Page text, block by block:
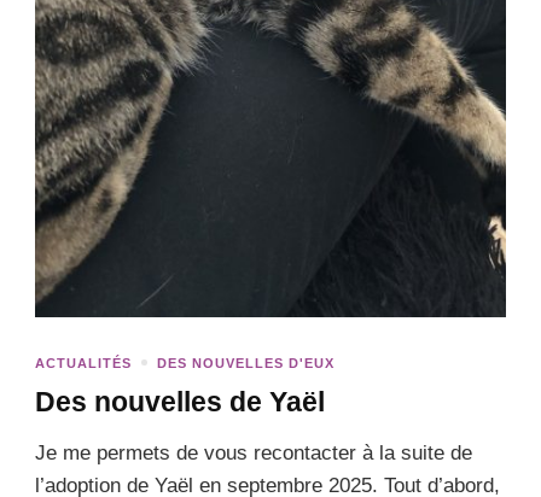
ACTUALITÉS DES NOUVELLES D'EUX
Des nouvelles de Yaël
Je me permets de vous recontacter à la suite de
l’adoption de Yaël en septembre 2025. Tout d’abord,